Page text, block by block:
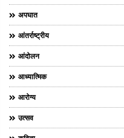
अपघात
आंतर्राष्ट्रीय
आंदोलन
आध्यात्मिक
आरोग्य
उत्सव